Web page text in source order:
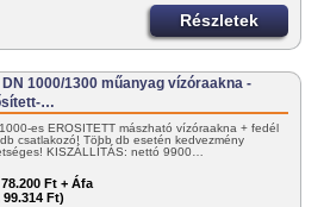
Részletek
DN 1000/1300 műanyag vízóraakna -
…
es ERŐSÍTETT mászható vízóraakna + fedél
csatlakozó! Több db esetén kedvezmény
KISZÁLLÍTÁS: nettó 9900…
78.200 Ft + Áfa
99.314 Ft)